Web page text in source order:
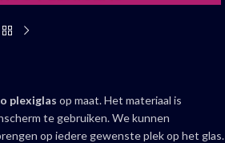
plexiglas op maat. Het materiaal is
te gebruiken. We kunnen
op iedere gewenste plek op het glas.